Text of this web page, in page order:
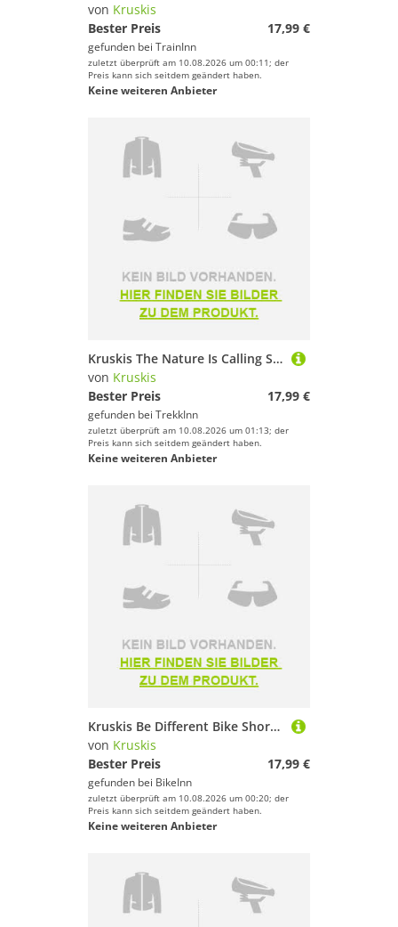
von Kruskis
Bester Preis
17,99 €
gefunden bei TrainInn
zuletzt überprüft am 10.08.2026 um 00:11; der
Preis kann sich seitdem geändert haben.
Keine weiteren Anbieter
Kruskis The Nature Is Calling Short Sleeve T-shirt Schwarz L Frau
von Kruskis
Bester Preis
17,99 €
gefunden bei TrekkInn
zuletzt überprüft am 10.08.2026 um 01:13; der
Preis kann sich seitdem geändert haben.
Keine weiteren Anbieter
Kruskis Be Different Bike Short Sleeve T-shirt Schwarz M Mann
von Kruskis
Bester Preis
17,99 €
gefunden bei BikeInn
zuletzt überprüft am 10.08.2026 um 00:20; der
Preis kann sich seitdem geändert haben.
Keine weiteren Anbieter